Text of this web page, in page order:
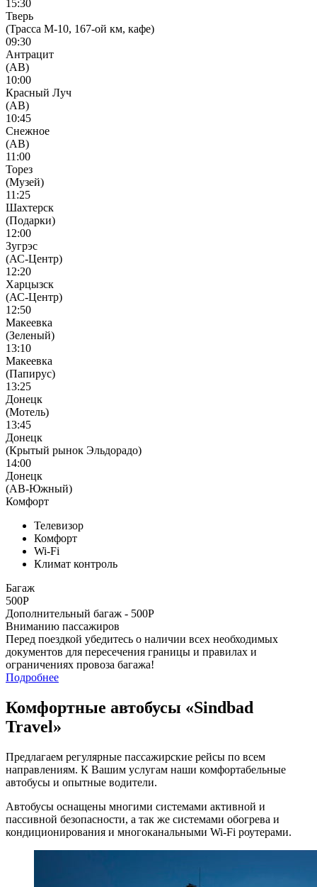
15:30
Тверь
(Трасса М-10, 167-ой км, кафе)
09:30
Антрацит
(АВ)
10:00
Красный Луч
(АВ)
10:45
Снежное
(АВ)
11:00
Торез
(Музей)
11:25
Шахтерск
(Подарки)
12:00
Зугрэс
(АС-Центр)
12:20
Харцызск
(АС-Центр)
12:50
Макеевка
(Зеленый)
13:10
Макеевка
(Папирус)
13:25
Донецк
(Мотель)
13:45
Донецк
(Крытый рынок Эльдорадо)
14:00
Донецк
(АВ-Южный)
Комфорт
Телевизор
Комфорт
Wi-Fi
Климат контроль
Багаж
500Р
Дополнительный багаж - 500Р
Вниманию пассажиров
Перед поездкой убедитесь о наличии всех необходимых
документов для пересечения границы и правилах и
ограничениях провоза багажа!
Подробнее
Комфортные автобусы «Sindbad
Travel»
Предлагаем регулярные пассажирские рейсы по всем
направлениям. К Вашим услугам наши комфортабельные
автобусы и опытные водители.
Автобусы оснащены многими системами активной и
пассивной безопасности, а так же системами обогрева и
кондиционирования и многоканальными Wi-Fi роутерами.